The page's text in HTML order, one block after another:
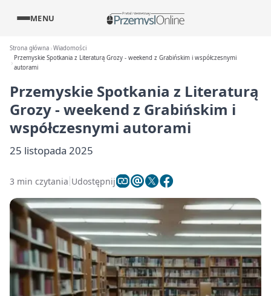
MENU
Strona główna Wiadomości
Przemyskie Spotkania z Literaturą Grozy - weekend z Grabińskim i współczesnymi
autorami
Przemyskie Spotkania z Literaturą
Grozy - weekend z Grabińskim i
współczesnymi autorami
25 listopada 2025
3 min czytania Udostępnij